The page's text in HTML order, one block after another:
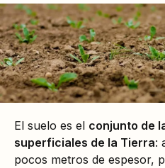
El suelo es el conjunto de
superficiales de la Tierra:
pocos metros de espesor,